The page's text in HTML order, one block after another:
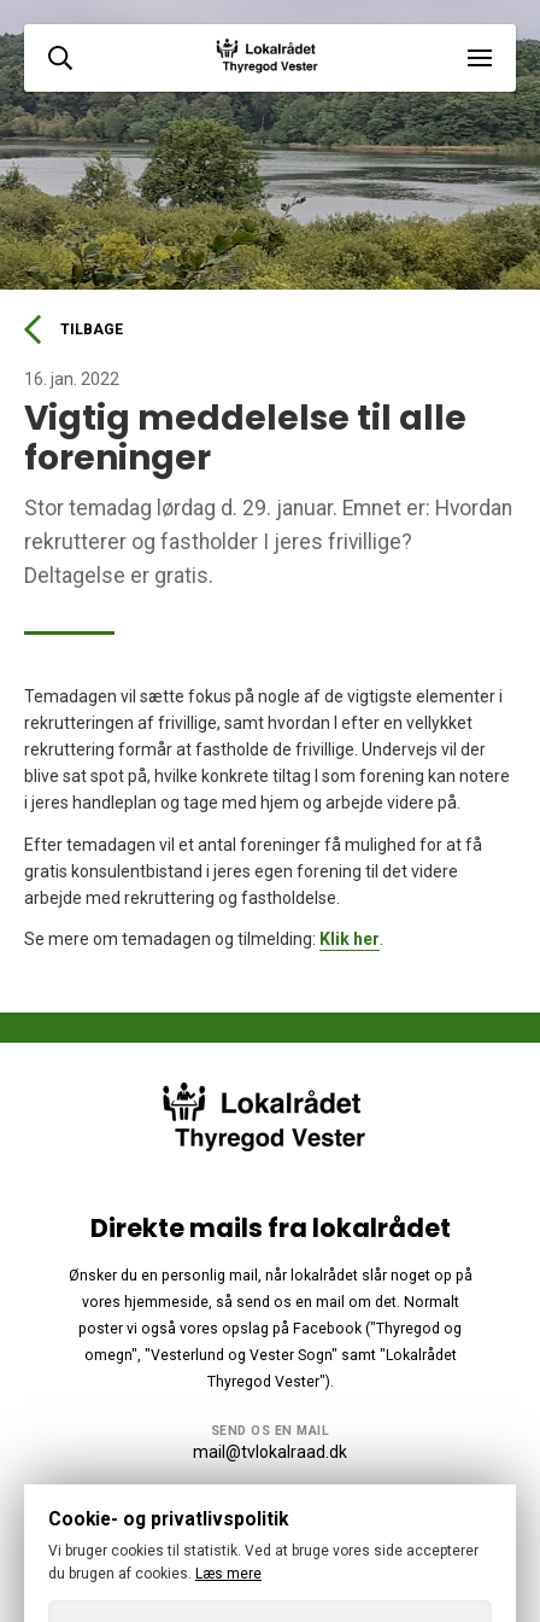
TILBAGE
16. jan. 2022
Vigtig meddelelse til alle
foreninger
Stor temadag lørdag d. 29. januar. Emnet er: Hvordan
rekrutterer og fastholder I jeres frivillige?
Deltagelse er gratis.
Temadagen vil sætte fokus på nogle af de vigtigste elementer i
rekrutteringen af frivillige, samt hvordan I efter en vellykket
rekruttering formår at fastholde de frivillige. Undervejs vil der
blive sat spot på, hvilke konkrete tiltag I som forening kan notere
i jeres handleplan og tage med hjem og arbejde videre på.
Efter temadagen vil et antal foreninger få mulighed for at få
gratis konsulentbistand i jeres egen forening til det videre
arbejde med rekruttering og fastholdelse.
Se mere om temadagen og tilmelding: Klik her.
Direkte mails fra lokalrådet
Ønsker du en personlig mail, når lokalrådet slår noget op på
vores hjemmeside, så send os en mail om det. Normalt
poster vi også vores opslag på Facebook ("Thyregod og
omegn", "Vesterlund og Vester Sogn" samt "Lokalrådet
Thyregod Vester").
SEND OS EN MAIL
mail@tvlokalraad.dk
Følg os
Cookie- og privatlivspolitik
Vi bruger cookies til statistik. Ved at bruge vores side accepterer
du brugen af cookies. Læs mere